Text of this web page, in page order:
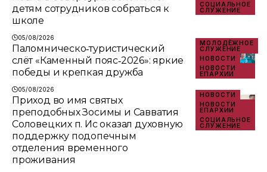
СОЦИАЛЬНОЕ
СЛУЖЕНИЕ
детям сотрудников собраться к
школе
05/08/2026
МОЛОДЁЖНОЕ
СЛУЖЕНИЕ
НОВОСТИ
НОВОСТИ
ЕПАРХИИ
Паломническо‑туристический
слёт «Каменный пояс‑2026»: яркие
победы и крепкая дружба
05/08/2026
НОВОСТИ
НОВОСТИ
ЕПАРХИИ
СОЦИАЛЬНОЕ
СЛУЖЕНИЕ
Приход во имя святых
преподобных Зосимы и Савватия
Соловецких п. Ис оказал духовную
поддержку подопечным
отделения временного
проживания